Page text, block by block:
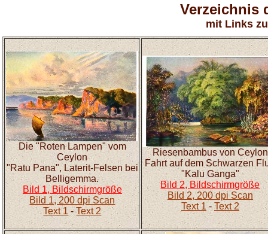
Verzeichnis
mit Links
Die "Roten Lampen" vom
Ceylon
"Ratu Pana", Laterit-Felsen bei
Belligemma.
Bild 1, Bildschirmgröße
Bild 1, 200 dpi Scan
Text 1 -Text 2
Riesenbambus von Ceylon
Fahrt auf dem Schwarzen
"Kalu Ganga"
Bild 2, Bildschirmgröße
Bild 2, 200 dpi Scan
Text 1 - Text 2